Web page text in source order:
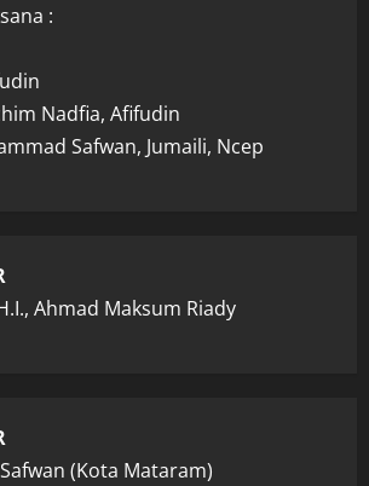
:
Nadfia, Afifudin
Safwan, Jumaili, Ncep
Ahmad Maksum Riady
(Kota Mataram)